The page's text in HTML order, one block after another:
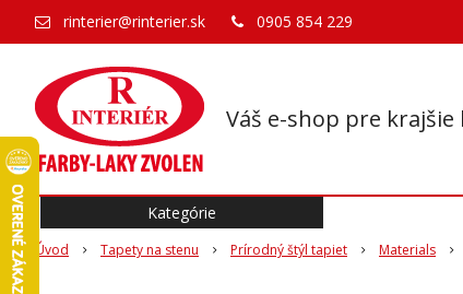
Váš e-shop pre krajšie
rinterier@rinterier.sk 0905 854 229
Úvod Tapety na stenu Prírodný štýl tapiet Materials
Kategórie